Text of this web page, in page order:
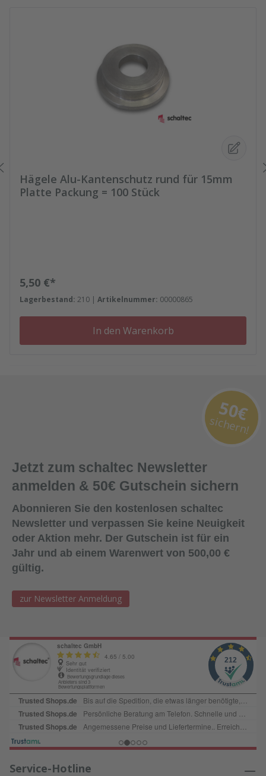
Hägele Alu-Kantenschutz rund für 15mm
Platte Packung = 100 Stück
Regulärer Preis:
5,50 €*
Lagerbestand: 210 | Artikelnummer: 00000865
In den Warenkorb
Jetzt zum schaltec Newsletter
anmelden & 50€ Gutschein sichern
Abonnieren Sie den kostenlosen schaltec
Newsletter und verpassen Sie keine Neuigkeit
oder Aktion mehr. Der Gutschein ist für ein
Jahr und ab einem Warenwert von 500,00 €
gültig.
zur Newsletter Anmeldung
50€
sichern!
Service-Hotline